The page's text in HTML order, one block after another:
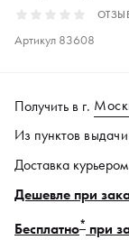
Артикул 83608
Получить в г.
Из пунктов выдачи
Доставка
Дешевле при
Бесплатно* при